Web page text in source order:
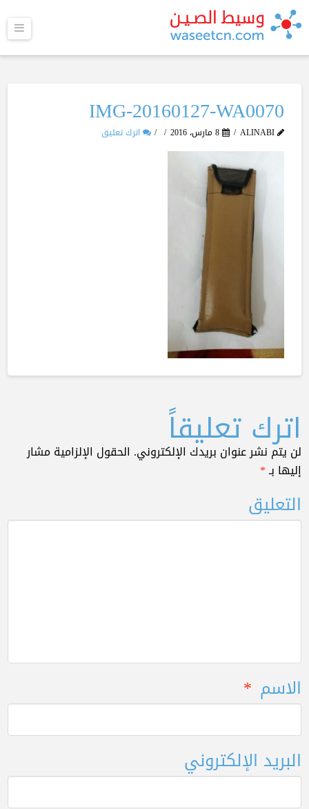
IMG-20160127-WA0070
ALINABI 8 مارس، 2016 اترك تعليق
اترك تعليقاً
لن يتم نشر عنوان بريدك الإلكتروني. الحقول الإلزامية مشار
إليها بـ*
التعليق
الاسم *
البريد الإلكتروني